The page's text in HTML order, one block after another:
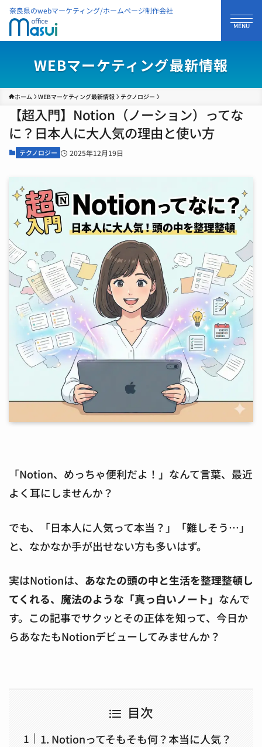
奈良県のwebマーケティング/ホームページ制作会社
WEBマーケティング最新情報
ホーム WEBマーケティング最新情報 テクノロジー
【超入門】Notion（ノーション）ってな
に？日本人に大人気の理由と使い方
テクノロジー 2025年12月19日
「Notion、めっちゃ便利だよ！」なんて言葉、最近
よく耳にしませんか？
でも、「日本人に人気って本当？」「難しそう…」
と、なかなか手が出せない方も多いはず。
実はNotionは、 あなたの頭の中と生活を整理整頓し
てくれる、魔法のような「真っ白いノート」 なんで
す。この記事でサクッとその正体を知って、今日か
らあなたもNotionデビューしてみませんか？
目次
1. Notionってそもそも何？本当に人気？